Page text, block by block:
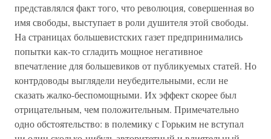
представлялся факт того, что революция, совершенная во
имя свободы, выступает в роли душителя этой свободы.
На страницах большевистских газет предпринимались
попытки как-то сгладить мощное негативное
впечатление для большевиков от публикуемых статей. Но
контрдоводы выглядели неубедительными, если не
сказать жалко-беспомощными. Их эффект скорее был
отрицательным, чем положительным. Примечательно
одно обстоятельство: в полемику с Горьким не вступал